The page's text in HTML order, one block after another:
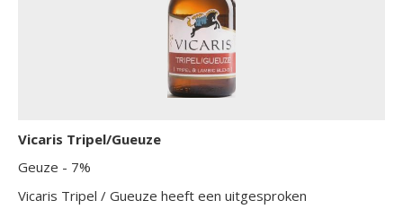
Vicaris Tripel/Gueuze
Geuze - 7%
Vicaris Tripel / Gueuze heeft een uitgesproken